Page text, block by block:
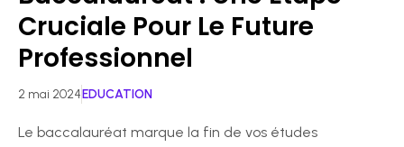
Cruciale Pour Le Future
Professionnel
2 mai 2024EDUCATION
Le baccalauréat marque la fin de vos études